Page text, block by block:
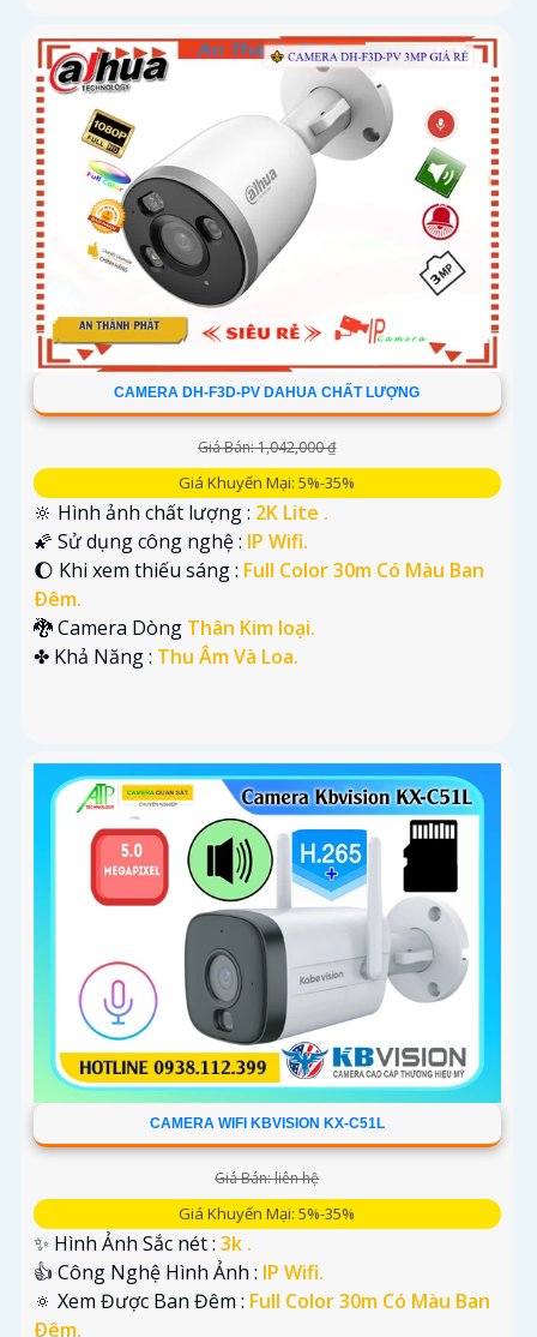
CAMERA DH-F3D-PV DAHUA CHẤT LƯỢNG
Giá Bán: 1,042,000 ₫
Giá Khuyến Mại: 5%-35%
🔆 Hình ảnh chất lượng : 2K Lite .
🌠 Sử dụng công nghệ : IP Wifi.
🌔 Khi xem thiếu sáng : Full Color 30m Có Màu Ban
Ðêm.
🐉️ Camera Dòng Thân Kim loại.
️✤ Khả Năng : Thu Âm Và Loa.
CAMERA WIFI KBVISION KX-C51L
Giá Bán: liên hệ
Giá Khuyến Mại: 5%-35%
✨ Hình Ảnh Sắc nét : 3k .
👍 Công Nghệ Hình Ảnh : IP Wifi.
🔅 Xem Được Ban Đêm : Full Color 30m Có Màu Ban
Ðêm.